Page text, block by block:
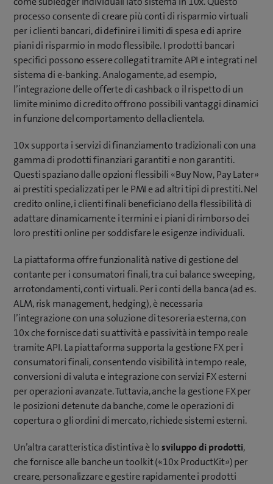
processo consente di creare più conti di risparmio virtuali
per i clienti bancari, di definire i limiti di spesa e di aprire
piani di risparmio in modo flessibile. I prodotti bancari
specifici possono essere collegati tramite API e integrati nel
sistema di e-banking. Analogamente, ad esempio,
l’integrazione delle offerte di cashback o il rispetto di un
limite minimo di credito offrono possibili vantaggi dinamici
in funzione del comportamento della clientela.
10x supporta i servizi di finanziamento tradizionali con una
gamma di prodotti finanziari garantiti e non garantiti.
Questi spaziano dalle opzioni flessibili «Buy Now, Pay Later»
ai prestiti specializzati per le PMI e ad altri tipi di prestiti. Nel
credito online, i clienti finali beneficiano della flessibilità di
adattare dinamicamente i termini e i piani di rimborso dei
loro prestiti online per soddisfare le esigenze individuali.
La piattaforma offre funzionalità native di gestione del
contante per i consumatori finali, tra cui balance sweeping,
arrotondamenti, conti virtuali. Per i conti della banca (ad es.
ALM, risk management, hedging), è necessaria
l’integrazione con una soluzione di tesoreria esterna, con
10x che fornisce dati su attività e passività in tempo reale
tramite API. La piattaforma supporta la gestione FX per i
consumatori finali, consentendo visibilità in tempo reale,
conversioni di valuta e integrazione con servizi FX esterni
per operazioni avanzate. Tuttavia, anche la gestione FX per
le posizioni detenute da banche, come le operazioni di
copertura o gli ordini di mercato, richiede sistemi esterni.
Un’altra caratteristica distintiva è losviluppo di prodotti,
che fornisce alle banche un toolkit («10x ProductKit») per
creare, personalizzare e gestire rapidamente i prodotti